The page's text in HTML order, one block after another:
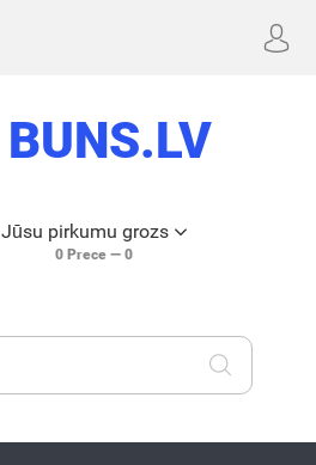
BUNS.LV
Jūsu pirkumu grozs
0Prece — 0